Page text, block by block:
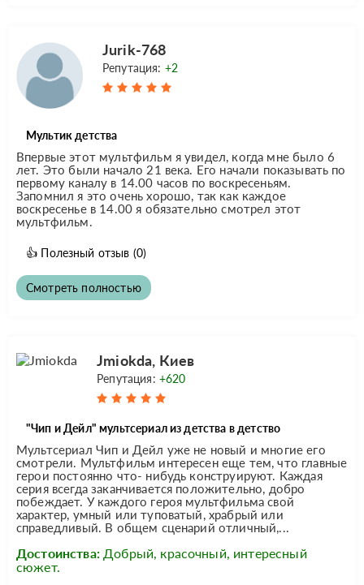
Jurik-768
Репутация: +2
Мультик детства
Впервые этот мультфильм я увидел, когда мне было 6
лет. Это были начало 21 века. Его начали показывать по
первому каналу в 14.00 часов по воскресеньям.
Запомнил я это очень хорошо, так как каждое
воскресенье в 14.00 я обязательно смотрел этот
мультфильм.
👍 Полезный отзыв (0)
Смотреть полностью
Jmiokda, Киев
Репутация: +620
"Чип и Дейл" мультсериал из детства в детство
Мультсериал Чип и Дейл уже не новый и многие его
смотрели. Мультфильм интересен еще тем, что главные
герои постоянно что- нибудь конструируют. Каждая
серия всегда заканчивается положительно, добро
побеждает. У каждого героя мультфильма свой
характер, умный или туповатый, храбрый или
справедливый. В общем сценарий отличный,...
Достоинства: Добрый, красочный, интересный
сюжет.